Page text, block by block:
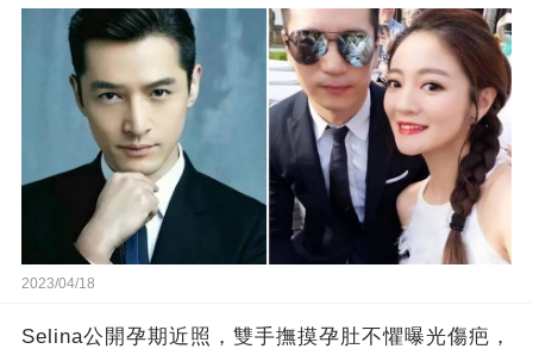
2023/04/18
Selina公開孕期近照，雙手撫摸孕肚不懼曝光傷疤，